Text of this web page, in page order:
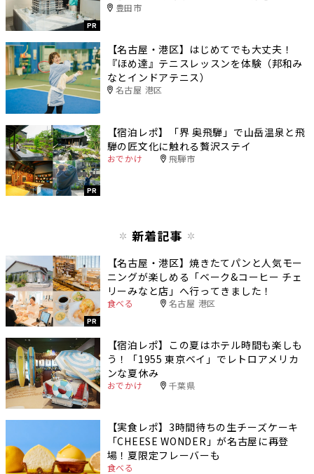
PR
豊田市
【名古屋・港区】はじめてでも大丈夫！
『ほめ達』テニスレッスンを体験（邦和み
なとインドアテニス）
名古屋 港区
PR
【宿泊レポ】「界 奥飛騨」で山岳温泉と飛
騨の匠文化に触れる贅沢ステイ
おでかけ 飛騨市
新着記事
PR
【名古屋・港区】焼きたてパンと人気モー
ニングが楽しめる「ベーク&コーヒー チェ
リーみなと店」へ行ってきました！
食べる 名古屋 港区
【宿泊レポ】この夏はホテル時間も楽しも
う！「1955 東京ベイ」でレトロアメリカ
ンな夏休み
おでかけ 千葉県
【実食レポ】3時間待ちの生チーズケーキ
「CHEESE WONDER」が名古屋に再登
場！夏限定フレーバーも
食べる